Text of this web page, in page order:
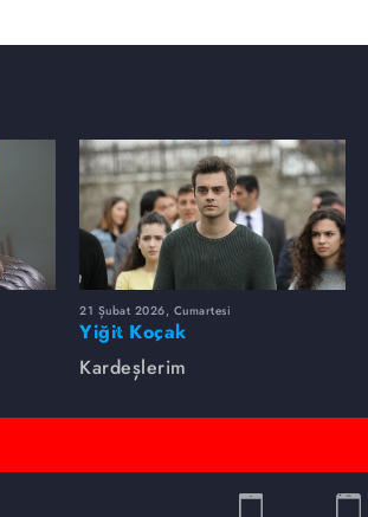
21 Şubat 2026, Cumartesi
Yiğit Koçak
Kardeşlerim